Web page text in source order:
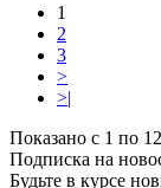
1
2
3
>
>|
Показано с 1 по
Подписка на
Будьте в курсе